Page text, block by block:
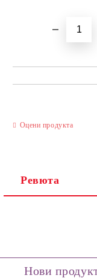
Оцени продукта
Ревюта
Нови